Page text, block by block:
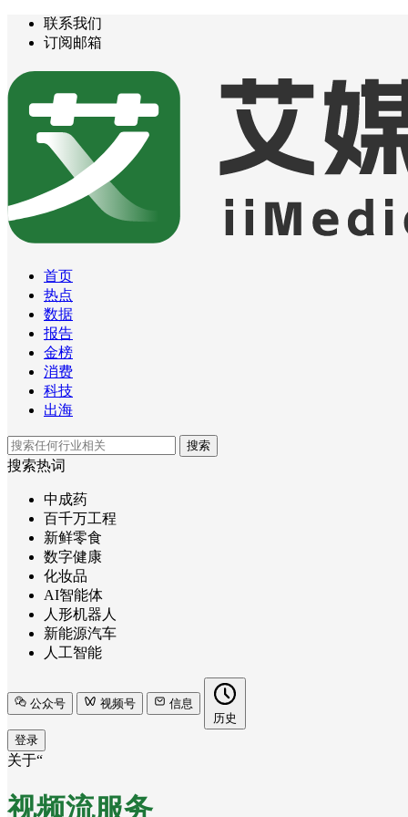
联系我们
订阅邮箱
首页
热点
数据
报告
金榜
消费
科技
出海
搜索
搜索热词
中成药
百千万工程
新鲜零食
数字健康
化妆品
AI智能体
人形机器人
新能源汽车
人工智能
公众号 视频号
信息
历史
登录
关于“
视频流服务